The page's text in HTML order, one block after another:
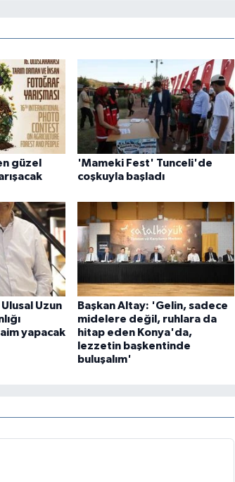
güzel
'Mameki Fest' Tunceli'de
coşkuyla başladı
Uzun
yapacak
Başkan Altay: 'Gelin, sadece
midelere değil, ruhlara da
hitap eden Konya'da,
lezzetin başkentinde
buluşalım'